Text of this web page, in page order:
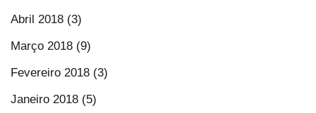
Abril 2018 (3)
Março 2018 (9)
Fevereiro 2018 (3)
Janeiro 2018 (5)